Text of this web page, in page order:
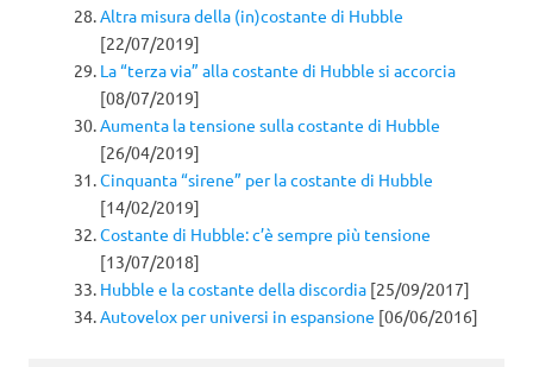
Altra misura della (in)costante di Hubble
[22/07/2019]
La “terza via” alla costante di Hubble si accorcia
[08/07/2019]
Aumenta la tensione sulla costante di Hubble
[26/04/2019]
Cinquanta “sirene” per la costante di Hubble
[14/02/2019]
Costante di Hubble: c’è sempre più tensione
[13/07/2018]
Hubble e la costante della discordia [25/09/2017]
Autovelox per universi in espansione [06/06/2016]